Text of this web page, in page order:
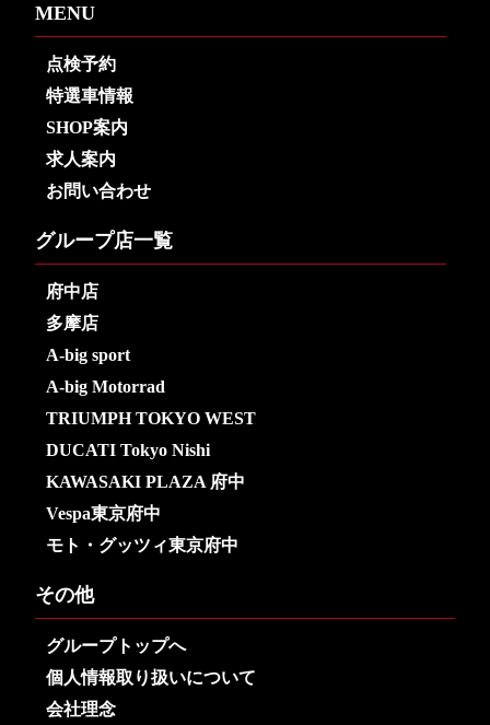
MENU
点検予約
特選車情報
SHOP案内
求人案内
お問い合わせ
グループ店一覧
府中店
多摩店
A-big sport
A-big Motorrad
TRIUMPH TOKYO WEST
DUCATI Tokyo Nishi
KAWASAKI PLAZA 府中
Vespa東京府中
モト・グッツィ東京府中
その他
グループトップへ
個人情報取り扱いについて
会社理念